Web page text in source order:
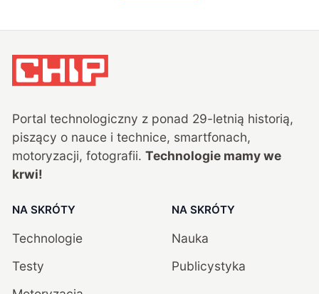
Portal technologiczny z ponad 29-letnią historią,
piszący o nauce i technice, smartfonach,
motoryzacji, fotografii. Technologie mamy we
krwi!
NA SKRÓTY
Technologie
Testy
NA SKRÓTY
Nauka
Publicystyka